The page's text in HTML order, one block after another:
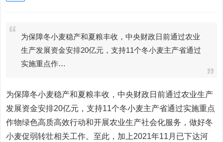
为保障冬小麦稳产和夏粮丰收，中央财政日前通过农业
生产发展资金安排20亿元，支持11个冬小麦主产省通过
实施重点作…
为保障冬小麦稳产和夏粮丰收，中央财政日前通过农业生产
发展资金安排20亿元，支持11个冬小麦主产省通过实施重点
作物绿色高质高效行动和开展农业生产社会化服务，做好冬
小麦促弱转壮相关工作。至此，加上2021年11月已下达河